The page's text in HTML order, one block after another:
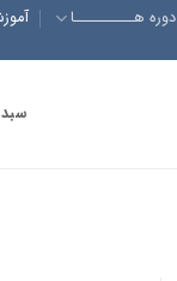
دوره هــــــــــا